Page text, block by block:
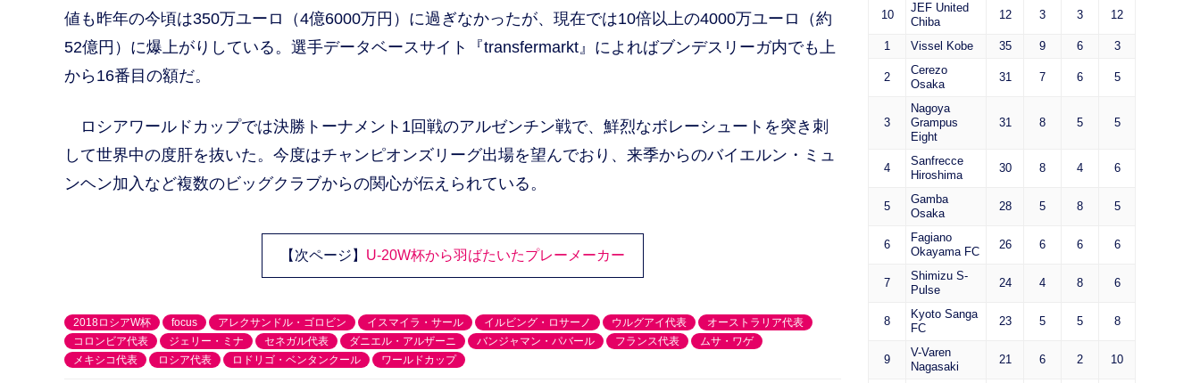
値も昨年の今頃は350万ユーロ（4億6000万円）に過ぎなかったが、現在では10倍以上の4000万ユーロ（約
52億円）に爆上がりしている。選手データベースサイト『transfermarkt』によればブンデスリーガ内でも上
から16番目の額だ。
ロシアワールドカップでは決勝トーナメント1回戦のアルゼンチン戦で、鮮烈なボレーシュートを突き刺
して世界中の度肝を抜いた。今度はチャンピオンズリーグ出場を望んでおり、来季からのバイエルン・ミュ
ンヘン加入など複数のビッグクラブからの関心が伝えられている。
【次ページ】 U-20W杯から羽ばたいたプレーメーカー
2018ロシアW杯 focus アレクサンドル・ゴロビン イスマイラ・サール イルビング・ロサーノ ウルグアイ代表
オーストラリア代表
コロンビア代表
ジェリー・ミナ セネガル代表 ダニエル・アルザーニ バンジャマン・パバール フランス代表
ムサ・ワゲ
メキシコ代表
ロシア代表 ロドリゴ・ベンタンクール ワールドカップ
10
JEF United
Chiba
12 3 3 12
1 Vissel Kobe 35 9 6 3
2
Cerezo
Osaka
31 7 6 5
3
Nagoya
Grampus
Eight
31 8 5 5
4
Sanfrecce
Hiroshima
30 8 4 6
5
Gamba
Osaka
28 5 8 5
6
Fagiano
Okayama FC
26 6 6 6
7
Shimizu S-
Pulse
24 4 8 6
8
Kyoto Sanga
FC
23 5 5 8
9
V-Varen
Nagasaki
21 6 2 10